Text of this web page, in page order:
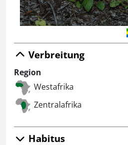
Verbreitung
Region
Westafrika
Zentralafrika
Habitus